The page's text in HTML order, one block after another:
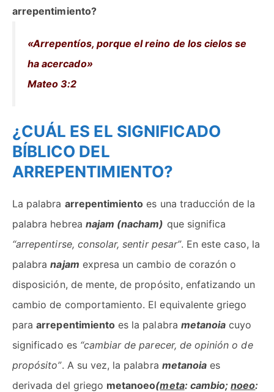
arrepentimiento?
«Arrepentíos, porque el reino de los cielos se
ha acercado»
Mateo 3:2
¿CUÁL ES EL SIGNIFICADO
BÍBLICO DEL
ARREPENTIMIENTO?
La palabra arrepentimiento es una traducción de la
palabra hebrea najam (nacham) que significa
“arrepentirse, consolar, sentir pesar”. En este caso, la
palabranajam expresa un cambio de corazón o
disposición, de mente, de propósito, enfatizando un
cambio de comportamiento. El equivalente griego
paraarrepentimiento es la palabra metanoia cuyo
significado es “cambiar de parecer, de opinión o de
propósito”. A su vez, la palabra metanoia es
derivada del griego metanoeo(meta: cambio;noeo: